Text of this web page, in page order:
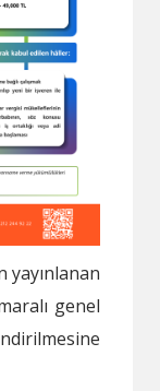
yayınlanan
genel